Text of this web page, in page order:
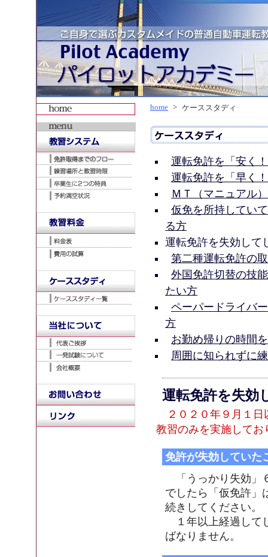
home > ケーススタディ
運転免許を「安く
運転免許を「早く
ＭＴ（マニュアル
仮免を所持してい
る方
運転免許を失効して
第二種運転免許の
外国免許切替の技
たい方
ペーパードライバ
方
お勤め帰りの時間
周囲に知られずに
運転免許を失効
２０２０年９月１日
教習のみを実施して
免許が失効していた
「うっかり失効」
でしたら「仮免許」
続きしてください。
１年以上経過して
ばなりません。